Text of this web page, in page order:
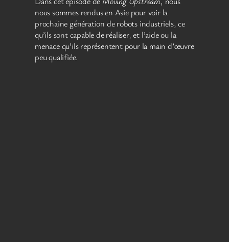
nous sommes rendus en Asie pour voir la
prochaine génération de robots industriels, ce
qu’ils sont capable de réaliser, et l’aide ou la
menace qu’ils représentent pour la main d’œuvre
peu qualifiée.